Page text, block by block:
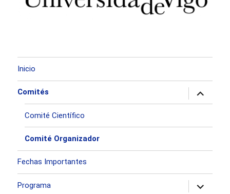
Inicio
Comités
expande
el
menú
Comité Científico
Comité Organizador
Fechas Importantes
Programa
expande
el